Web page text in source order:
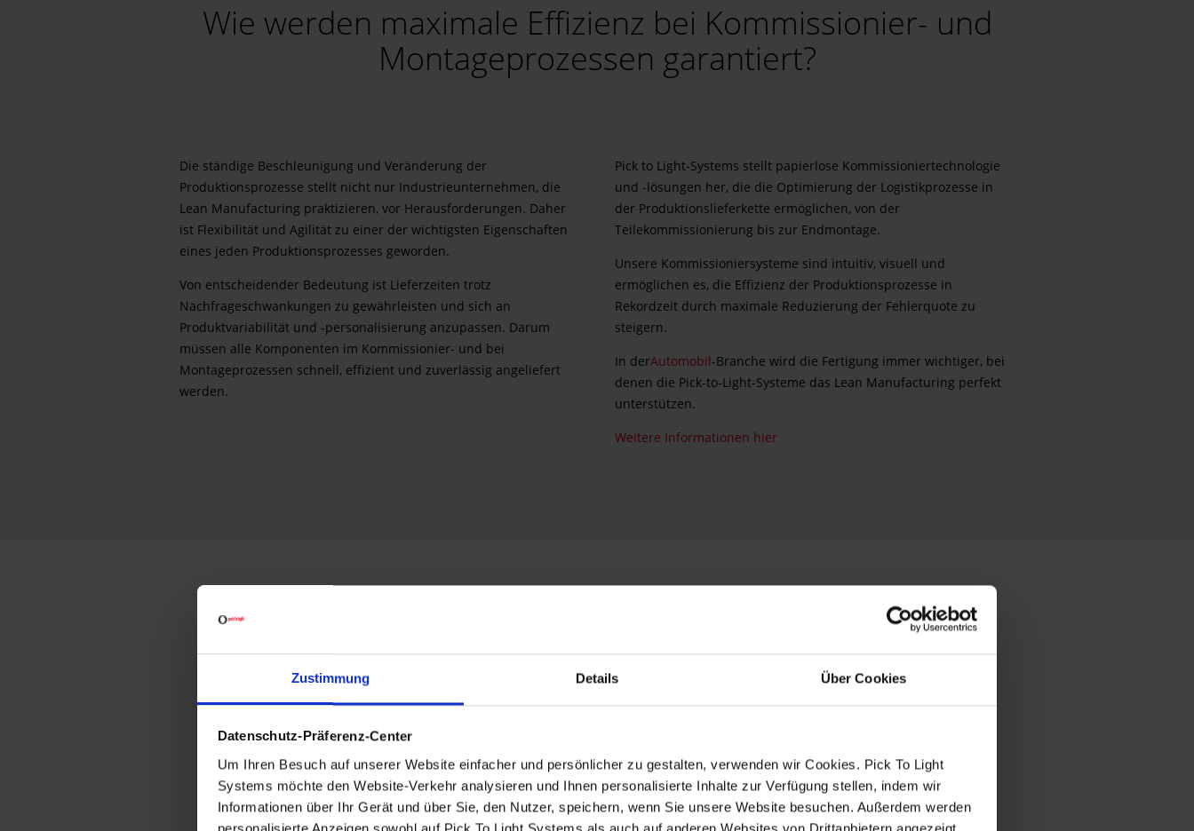
Zustimmung Details Über Cookies
Datenschutz-Präferenz-Center
Um Ihren Besuch auf unserer Website einfacher und persönlicher zu gestalten, verwenden wir Cookies. Pick To Light
Systems möchte den Website-Verkehr analysieren und Ihnen personalisierte Inhalte zur Verfügung stellen, indem wir
Informationen über Ihr Gerät und über Sie, den Nutzer, speichern, wenn Sie unsere Website besuchen. Außerdem werden
Wie werden maximale Effizienz bei Kommissionier- und
Montageprozessen garantiert?
Die ständige Beschleunigung und Veränderung der
Produktionsprozesse stellt nicht nur Industrieunternehmen, die
Lean Manufacturing praktizieren, vor Herausforderungen. Daher
ist Flexibilität und Agilität zu einer der wichtigsten Eigenschaften
eines jeden Produktionsprozesses geworden.
Von entscheidender Bedeutung ist Lieferzeiten trotz
Nachfrageschwankungen zu gewährleisten und sich an
Produktvariabilität und -personalisierung anzupassen. Darum
müssen alle Komponenten im Kommissionier- und bei
Montageprozessen schnell, effizient und zuverlässig angeliefert
werden.
Pick to Light-Systems stellt papierlose Kommissioniertechnologie
und -lösungen her, die die Optimierung der Logistikprozesse in
der Produktionslieferkette ermöglichen, von der
Teilekommissionierung bis zur Endmontage.
Unsere Kommissioniersysteme sind intuitiv, visuell und
ermöglichen es, die Effizienz der Produktionsprozesse in
Rekordzeit durch maximale Reduzierung der Fehlerquote zu
steigern.
In derAutomobil-Branche wird die Fertigung immer wichtiger, bei
denen die Pick-to-Light-Systeme das Lean Manufacturing perfekt
unterstützen.
Weitere Informationen hier